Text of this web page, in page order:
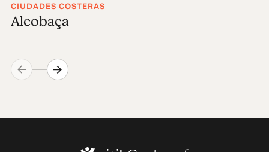
CIUDADES COSTERAS
Alcobaça